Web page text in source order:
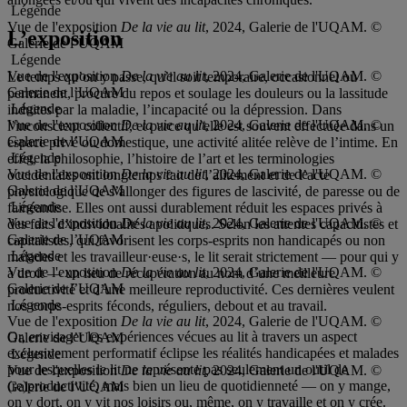
Légende
Vue de l'exposition De la vie au lit, 2024, Galerie de l'UQAM. ©
Galerie de l’UQAM
Légende
Vue de l'expositionDe la vie au lit, 2024, Galerie de l'UQAM. ©
Galerie de l’UQAM
Légende
Vue de l'expositionDe la vie au lit, 2024, Galerie de l'UQAM. ©
Galerie de l’UQAM
Légende
Vue de l'expositionDe la vie au lit, 2024, Galerie de l'UQAM. ©
Galerie de l’UQAM
Légende
Vue de l'expositionDe la vie au lit, 2024, Galerie de l'UQAM. ©
Galerie de l’UQAM
Légende
Vue de l'expositionDe la vie au lit, 2024, Galerie de l'UQAM. ©
Galerie de l’UQAM
Légende
Vue de l'exposition De la vie au lit, 2024, Galerie de l'UQAM. ©
Galerie de l’UQAM
Légende
Vue de l'expositionDe la vie au lit, 2024, Galerie de l'UQAM. ©
Galerie de l’UQAM
L’exposition
Le temps qu’on y passe, qu’il soit temporaire, occasionnel ou
permanent, procure du repos et soulage les douleurs ou la lassitude
induites par la maladie, l’incapacité ou la dépression. Dans
l’inconscient collectif, et parce qu’elle est souvent effectuée dans un
espace privé ou domestique, une activité alitée relève de l’intime. En
effet, la philosophie, l’histoire de l’art et les terminologies
occidentales ont longtemps fait de l’alitement et de l’acte
physiologique de s’allonger des figures de lascivité, de paresse ou de
fainéantise. Elles ont aussi durablement réduit les espaces privés à
des faits d’individualités apolitiques. Selon les attentes capacitistes et
capitalistes, qui favorisent les corps-esprits non handicapés ou non
malades et les travailleur·euse·s, le lit serait strictement — pour qui y
a droit — un lieu de récupération au nom d’une meilleure
productivité et d’une meilleure reproductivité. Ces dernières veulent
nos corps-esprits féconds, réguliers, debout et au travail.
Or, envisager les expériences vécues au lit à travers un aspect
exclusivement performatif éclipse les réalités handicapées et malades
pour lesquelles le lit ne représente pas seulement un outil de
(re)productivité, mais bien un lieu de quotidienneté — on y mange,
on y dort, on y vit nos loisirs ou, même, on y travaille et on y crée.